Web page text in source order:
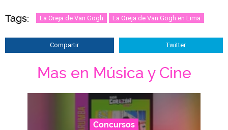
Tags: La Oreja de Van Gogh La Oreja de Van Gogh en Lima
Compartir Twitter
Mas en Música y Cine
Concursos